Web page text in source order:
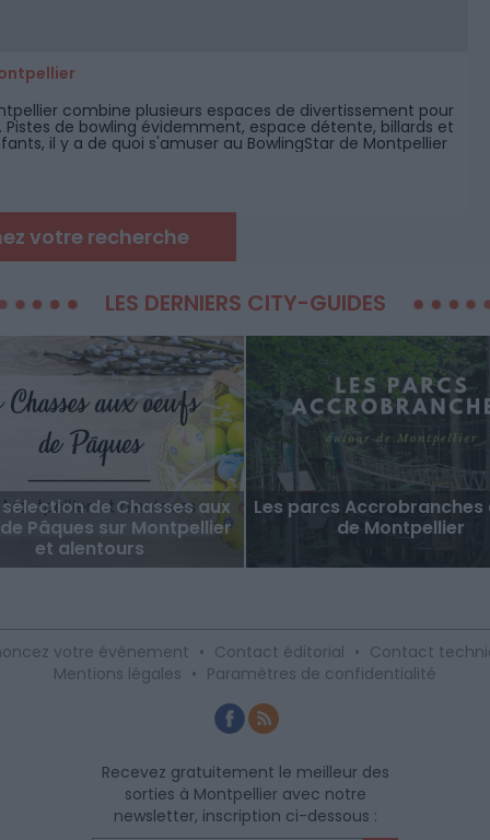
combine plusieurs espaces de divertissement pour
Pistes de bowling évidemment, espace détente, billards et
il y a de quoi s'amuser au BowlingStar de Montpellier
votre recherche
LES DERNIERS CITY-GUIDES
de Chasses aux
Pâques sur Montpellier
et alentours
Les parcs
de Montpellier
votre événement • Contact éditorial • Contact
Mentions légales • Paramètres de confidentialité
Recevez gratuitement le meilleur des
sorties à Montpellier avec notre
newsletter, inscription ci-dessous :